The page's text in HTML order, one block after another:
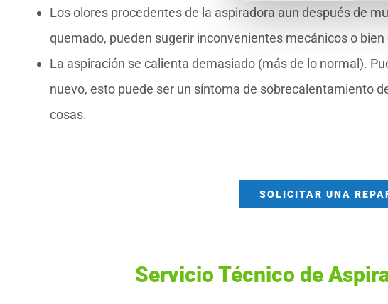
Los olores procedentes de la aspiradora aun después de
quemado, pueden sugerir inconvenientes mecánicos o
La aspiración se calienta demasiado (más de lo normal).
nuevo, esto puede ser un síntoma de sobrecalentamiento
cosas.
SOLICITAR UNA
Servicio Técnico de